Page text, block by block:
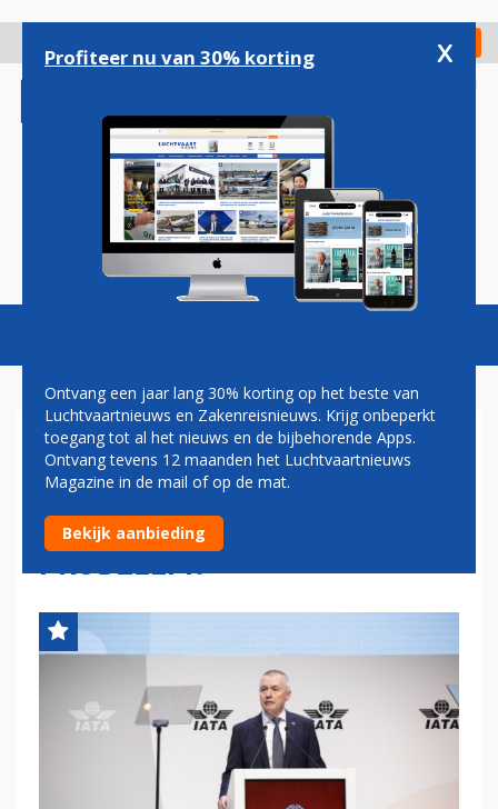
gaan
Check in
Magazine Podcasts Vacatures
IATA DREIGT NEDERLAND
WEER MET STAPPEN: 'WAT IS
NOU PRECIES HET SCHIPHOL-
PROBLEEM?'
Profiteer nu van 30% korting x
Ontvang een jaar lang 30% korting op het beste van
Luchtvaartnieuws en Zakenreisnieuws. Krijg onbeperkt
toegang tot al het nieuws en de bijbehorende Apps.
Ontvang tevens 12 maanden het Luchtvaartnieuws
Magazine in de mail of op de mat.
Bekijk aanbieding